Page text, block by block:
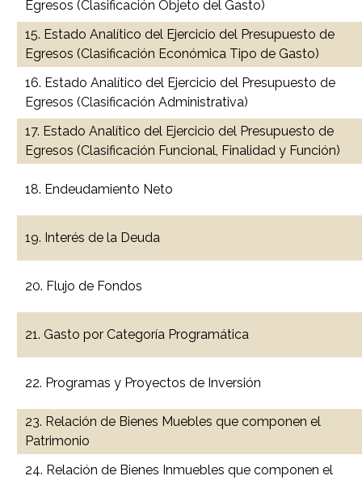
Egresos (Clasificación Objeto del Gasto)
15. Estado Analítico del Ejercicio del Presupuesto de
Egresos (Clasificación Económica Tipo de Gasto)
16. Estado Analítico del Ejercicio del Presupuesto de
Egresos (Clasificación Administrativa)
17. Estado Analítico del Ejercicio del Presupuesto de
Egresos (Clasificación Funcional, Finalidad y Función)
18. Endeudamiento Neto
19. Interés de la Deuda
20. Flujo de Fondos
21. Gasto por Categoría Programática
22. Programas y Proyectos de Inversión
23. Relación de Bienes Muebles que componen el
Patrimonio
24. Relación de Bienes Inmuebles que componen el